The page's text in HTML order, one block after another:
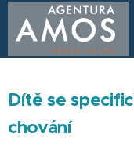
Dítě se
chování